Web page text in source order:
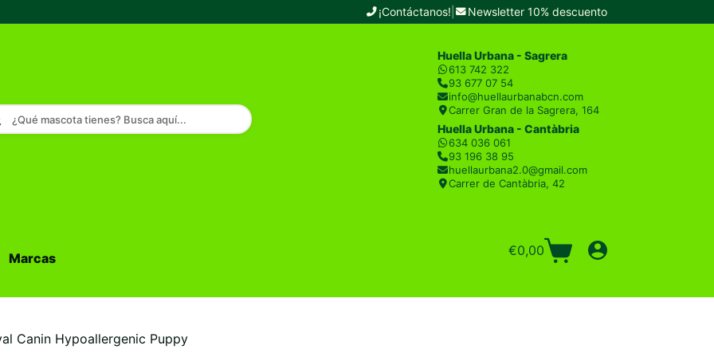
¡Contáctanos! Newsletter 10% descuento
¿Qué mascota tienes? Busca aquí...
Huella Urbana - Sagrera
613 742 322
93 677 07 54
info@huellaurbanabcn.com
Carrer Gran de la Sagrera, 164
Huella Urbana - Cantàbria
634 036 061
93 196 38 95
huellaurbana2.0@gmail.com
Carrer de Cantàbria, 42
Marcas
Carro
€0,00
Canin Hypoallergenic Puppy